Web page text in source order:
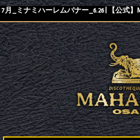
7月_ミナミハーレムバナー_6.26 | 【公式】